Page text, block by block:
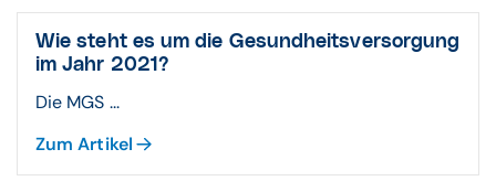
Wie steht es um die Gesundheitsversorgung
im Jahr 2021?
Die MGS ...
Zum Artikel